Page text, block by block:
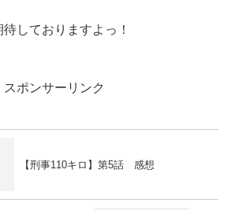
しておりますよっ！
スポンサーリンク
【刑事110キロ】第5話 感想